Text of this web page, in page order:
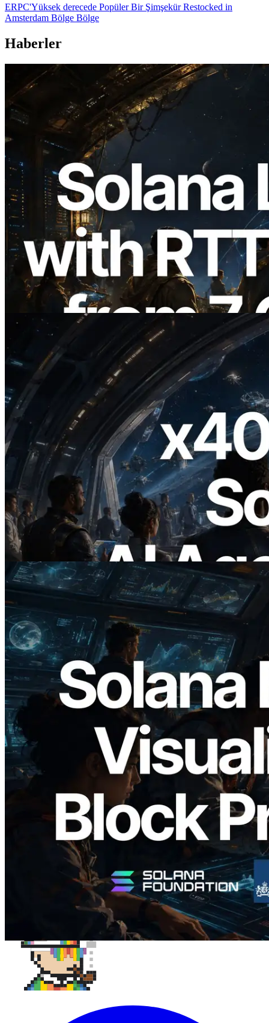
ERPC'Yüksek derecede Popüler Bir Şimşekür Restocked in
Amsterdam Bölge Bölge
Haberler
2026.08.05
ERPC, Solana Leader Slot API'yi 7
küresel bölgeden ping ölçümüyle
genişletti — Validators Information API
de yayında
Bu makaleyi oku
2026.07.04
ERPC x402 destekli Solana RPC'yi
yayınladı — AI agent'ların ihtiyaç
duydukları API'ler için anında ödeme
yaptığı dönem
Bu makaleyi oku
2026.05.24
Validators Solutions, Solana Block
Analyzer'ı Yayınladı — Slot Başına Blok
Üretim Süresi ve Görevli Doğrulayıcı
Görselleştirmesi
Bu makaleyi oku